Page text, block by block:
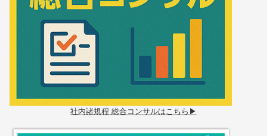
社内諸規程 総合コンサルはこちら▶